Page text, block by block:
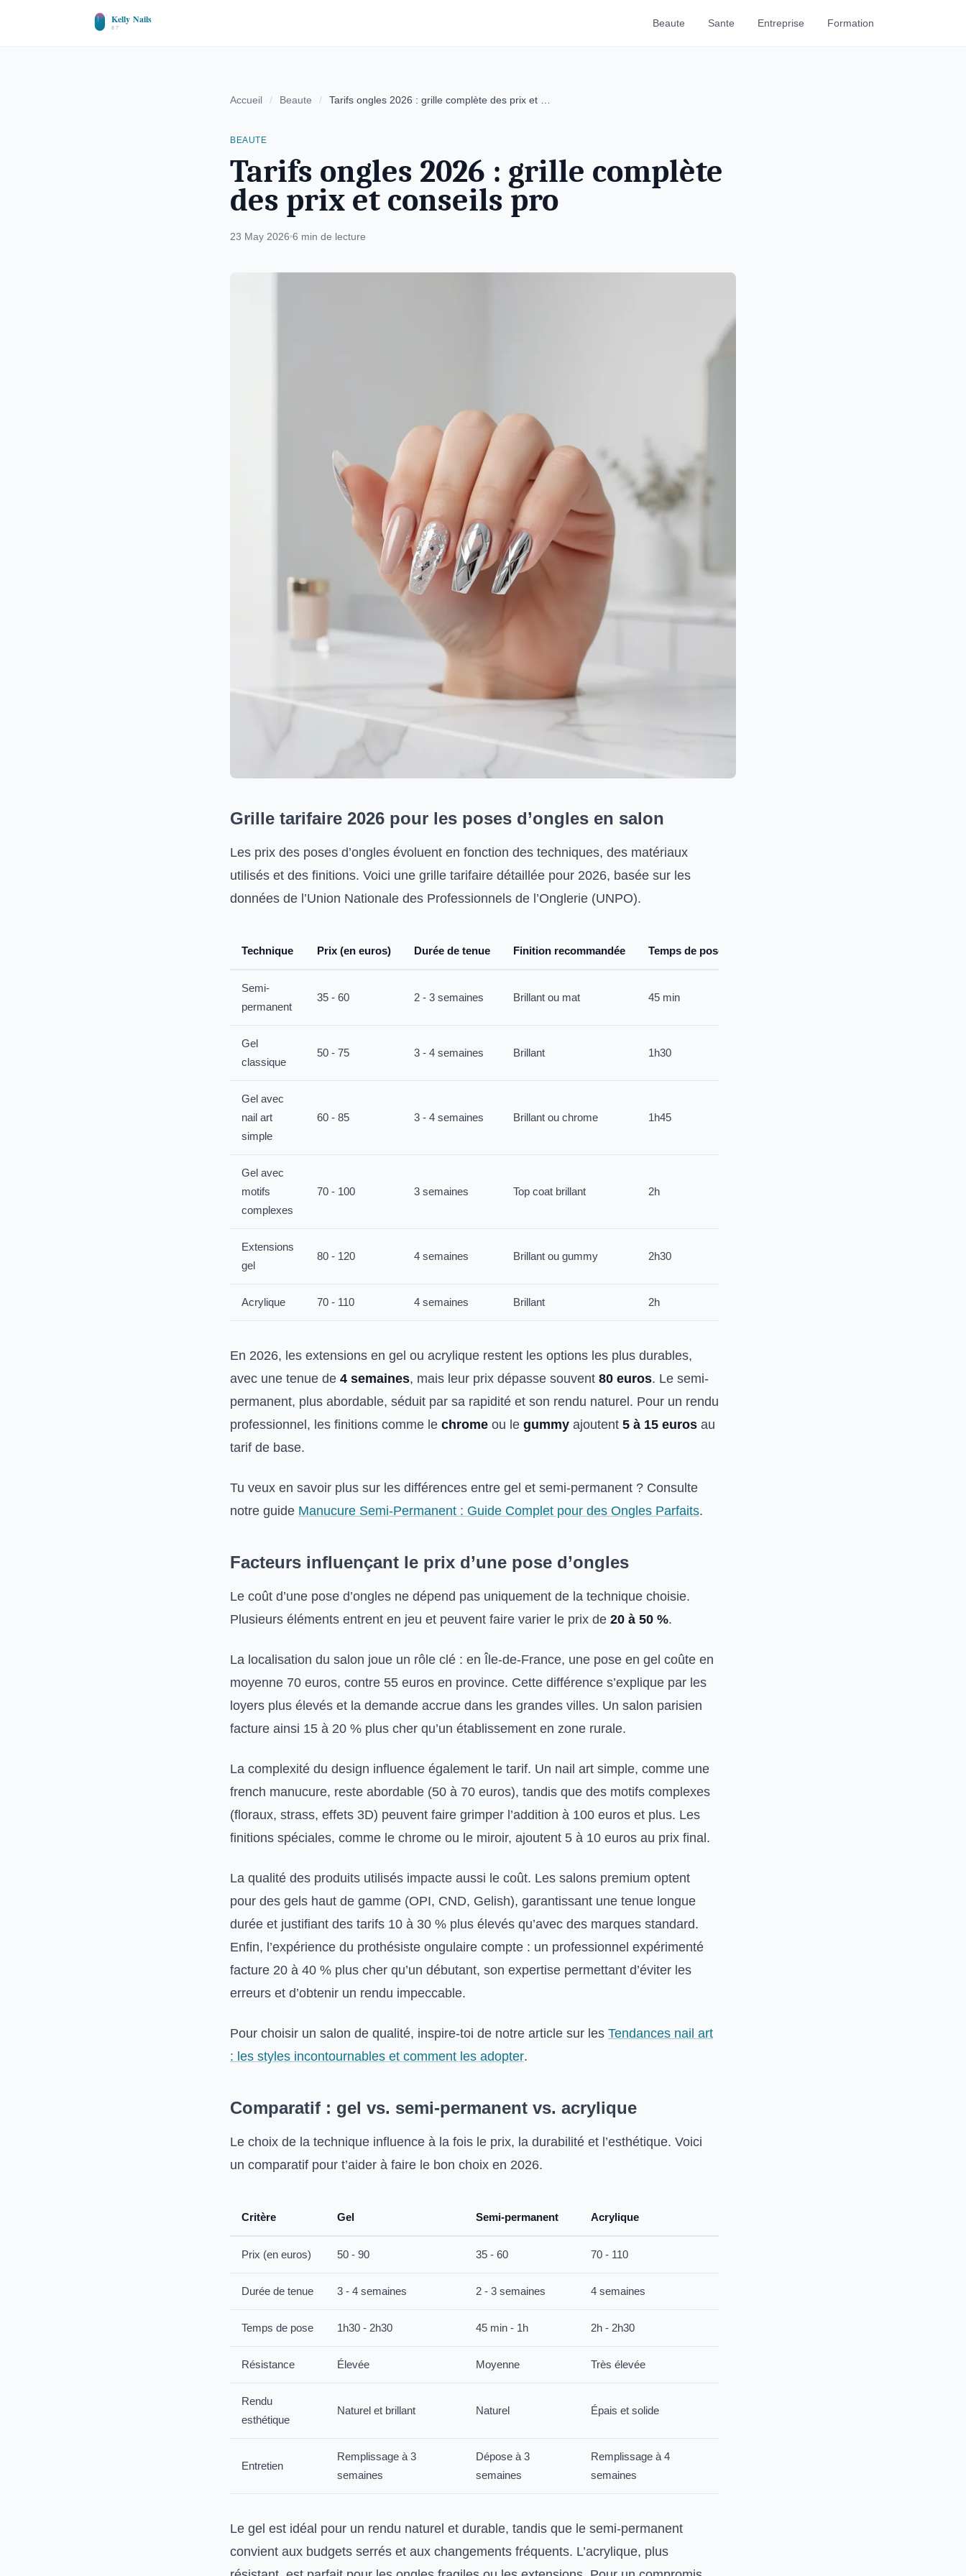
Beaute Sante Entreprise Formation
Accueil / Beaute / Tarifs ongles 2026 : grille complète des prix et …
BEAUTE
Tarifs ongles 2026 : grille complète
des prix et conseils pro
23 May 2026 6 min de lecture
Grille tarifaire 2026 pour les poses d’ongles en salon
Les prix des poses d’ongles évoluent en fonction des techniques, des matériaux
utilisés et des finitions. Voici une grille tarifaire détaillée pour 2026, basée sur les
données de l’Union Nationale des Professionnels de l’Onglerie (UNPO).
Technique Prix (en euros) Durée de tenue Finition recommandée Temps de pose
Semi-
permanent
35 - 60 2 - 3 semaines Brillant ou mat 45 min
Gel
classique
50 - 75 3 - 4 semaines Brillant 1h30
Gel avec
nail art
simple
60 - 85 3 - 4 semaines Brillant ou chrome 1h45
Gel avec
motifs
complexes
70 - 100 3 semaines Top coat brillant 2h
Extensions
gel
80 - 120 4 semaines Brillant ou gummy 2h30
Acrylique 70 - 110 4 semaines Brillant 2h
En 2026, les extensions en gel ou acrylique restent les options les plus durables,
avec une tenue de 4 semaines, mais leur prix dépasse souvent 80 euros. Le semi-
permanent, plus abordable, séduit par sa rapidité et son rendu naturel. Pour un rendu
professionnel, les finitions comme le chrome ou le gummy ajoutent 5 à 15 euros au
tarif de base.
Tu veux en savoir plus sur les différences entre gel et semi-permanent ? Consulte
notre guide Manucure Semi-Permanent : Guide Complet pour des Ongles Parfaits.
Facteurs influençant le prix d’une pose d’ongles
Le coût d’une pose d’ongles ne dépend pas uniquement de la technique choisie.
Plusieurs éléments entrent en jeu et peuvent faire varier le prix de 20 à 50 %.
La localisation du salon joue un rôle clé : en Île-de-France, une pose en gel coûte en
moyenne 70 euros, contre 55 euros en province. Cette différence s’explique par les
loyers plus élevés et la demande accrue dans les grandes villes. Un salon parisien
facture ainsi 15 à 20 % plus cher qu’un établissement en zone rurale.
La complexité du design influence également le tarif. Un nail art simple, comme une
french manucure, reste abordable (50 à 70 euros), tandis que des motifs complexes
(floraux, strass, effets 3D) peuvent faire grimper l’addition à 100 euros et plus. Les
finitions spéciales, comme le chrome ou le miroir, ajoutent 5 à 10 euros au prix final.
La qualité des produits utilisés impacte aussi le coût. Les salons premium optent
pour des gels haut de gamme (OPI, CND, Gelish), garantissant une tenue longue
durée et justifiant des tarifs 10 à 30 % plus élevés qu’avec des marques standard.
Enfin, l’expérience du prothésiste ongulaire compte : un professionnel expérimenté
facture 20 à 40 % plus cher qu’un débutant, son expertise permettant d’éviter les
erreurs et d’obtenir un rendu impeccable.
Pour choisir un salon de qualité, inspire-toi de notre article sur les Tendances nail art
: les styles incontournables et comment les adopter.
Comparatif : gel vs. semi-permanent vs. acrylique
Le choix de la technique influence à la fois le prix, la durabilité et l’esthétique. Voici
un comparatif pour t’aider à faire le bon choix en 2026.
Critère Gel Semi-permanent Acrylique
Prix (en euros) 50 - 90 35 - 60 70 - 110
Durée de tenue 3 - 4 semaines 2 - 3 semaines 4 semaines
Temps de pose 1h30 - 2h30 45 min - 1h 2h - 2h30
Résistance Élevée Moyenne Très élevée
Rendu
esthétique
Naturel et brillant Naturel Épais et solide
Entretien
Remplissage à 3
semaines
Dépose à 3
semaines
Remplissage à 4
semaines
Le gel est idéal pour un rendu naturel et durable, tandis que le semi-permanent
convient aux budgets serrés et aux changements fréquents. L’acrylique, plus